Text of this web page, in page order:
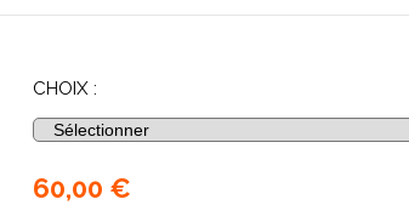
CHOIX :
60,00 €